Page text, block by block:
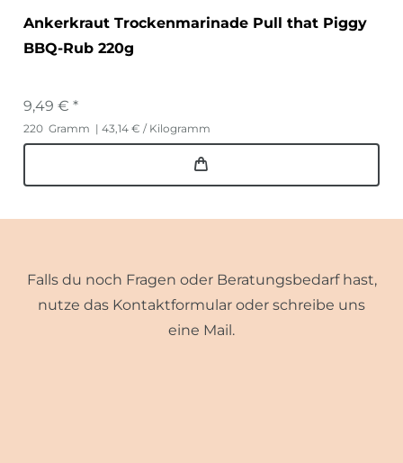
Ankerkraut Trockenmarinade Pull that Piggy
BBQ-Rub 220g
9,49 € *
220 Gramm | 43,14 € / Kilogramm
Falls du noch Fragen oder Beratungsbedarf hast,
nutze das Kontaktformular oder schreibe uns
eine Mail.